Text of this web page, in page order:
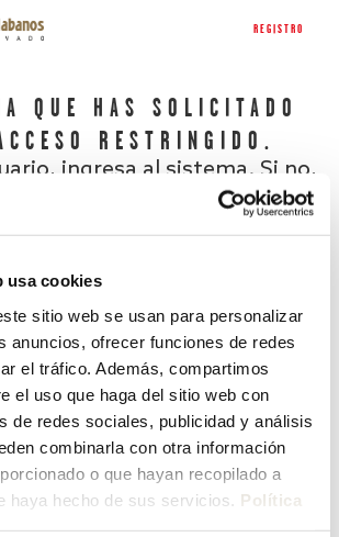
usa cookies
sitio web se usan para personalizar
anuncios, ofrecer funciones de redes
el tráfico. Además, compartimos
el uso que haga del sitio web con
de redes sociales, publicidad y análisis
combinarla con otra información
o que hayan recopilado a
haya hecho de sus servicios. Política
REGISTRO
QUE HAS SOLICITADO
RESTRINGIDO.
ingresa al sistema. Si no,